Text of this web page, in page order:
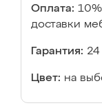
Оплата:
доставки
Гарантия:
Цвет: на